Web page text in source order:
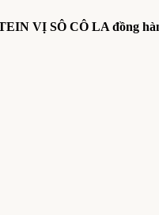
VỊ SÔ CÔ LA đồng